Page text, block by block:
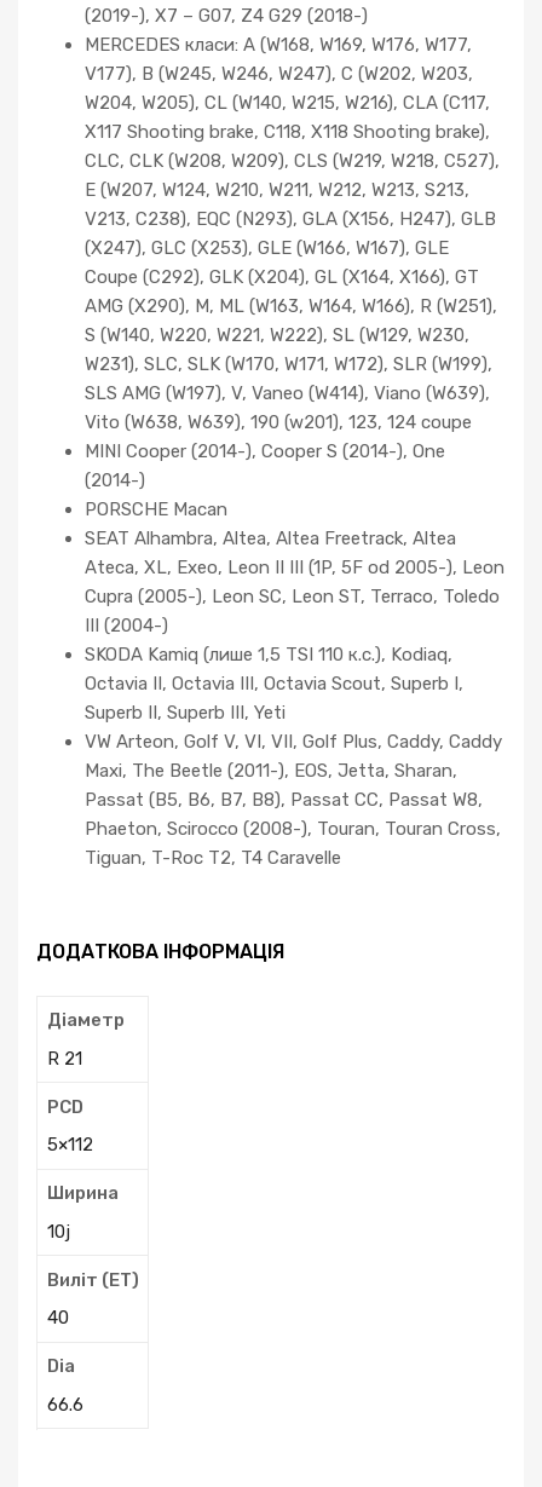
(2019-), X7 – G07, Z4 G29 (2018-)
MERCEDES класи: A (W168, W169, W176, W177,
V177), B (W245, W246, W247), C (W202, W203,
W204, W205), CL (W140, W215, W216), CLA (C117,
X117 Shooting brake, C118, X118 Shooting brake),
CLC, CLK (W208, W209), CLS (W219, W218, C527),
E (W207, W124, W210, W211, W212, W213, S213,
V213, C238), EQC (N293), GLA (X156, H247), GLB
(X247), GLC (X253), GLE (W166, W167), GLE
Coupe (C292), GLK (X204), GL (X164, X166), GT
AMG (X290), M, ML (W163, W164, W166), R (W251),
S (W140, W220, W221, W222), SL (W129, W230,
W231), SLC, SLK (W170, W171, W172), SLR (W199),
SLS AMG (W197), V, Vaneo (W414), Viano (W639),
Vito (W638, W639), 190 (w201), 123, 124 coupe
MINI Cooper (2014-), Cooper S (2014-), One
(2014-)
PORSCHE Macan
SEAT Alhambra, Altea, Altea Freetrack, Altea
Ateca, XL, Exeo, Leon II III (1P, 5F od 2005-), Leon
Cupra (2005-), Leon SC, Leon ST, Terraco, Toledo
III (2004-)
SKODA Kamiq (лише 1,5 TSI 110 к.с.), Kodiaq,
Octavia II, Octavia III, Octavia Scout, Superb I,
Superb II, Superb III, Yeti
VW Arteon, Golf V, VI, VII, Golf Plus, Caddy, Caddy
Maxi, The Beetle (2011-), EOS, Jetta, Sharan,
Passat (B5, B6, B7, B8), Passat CC, Passat W8,
Phaeton, Scirocco (2008-), Touran, Touran Cross,
Tiguan, T-Roc T2, T4 Caravelle
ДОДАТКОВА ІНФОРМАЦІЯ
Діаметр
R 21
PCD
5×112
Ширина
10j
Виліт (ЕТ)
40
Dia
66.6